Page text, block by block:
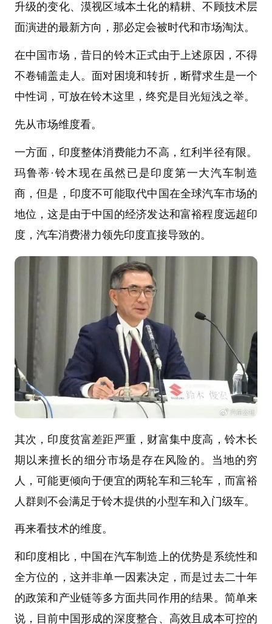
升级的变化、漠视区域本土化的精耕、不顾技术层
面演进的最新方向，那必定会被时代和市场淘汰。
在中国市场，昔日的铃木正式由于上述原因，不得
不卷铺盖走人。面对困境和转折，断臂求生是一个
中性词，可放在铃木这里，终究是目光短浅之举。
先从市场维度看。
一方面，印度整体消费能力不高，红利半径有限。
玛鲁蒂·铃木现在虽然已是印度第一大汽车制造
商，但是，印度不可能取代中国在全球汽车市场的
地位，这是由于中国的经济发达和富裕程度远超印
度，汽车消费潜力领先印度直接导致的。
其次，印度贫富差距严重，财富集中度高，铃木长
期以来擅长的细分市场是存在风险的。当地的穷
人，可能更倾向于便宜的两轮车和三轮车，而富裕
人群则不会满足于铃木提供的小型车和入门级车。
再来看技术的维度。
和印度相比，中国在汽车制造上的优势是系统性和
全方位的，这并非单一因素决定，而是过去二十年
的政策和产业链等多方面共同作用的结果。简单来
说，目前中国形成的深度整合、高效且成本可控的